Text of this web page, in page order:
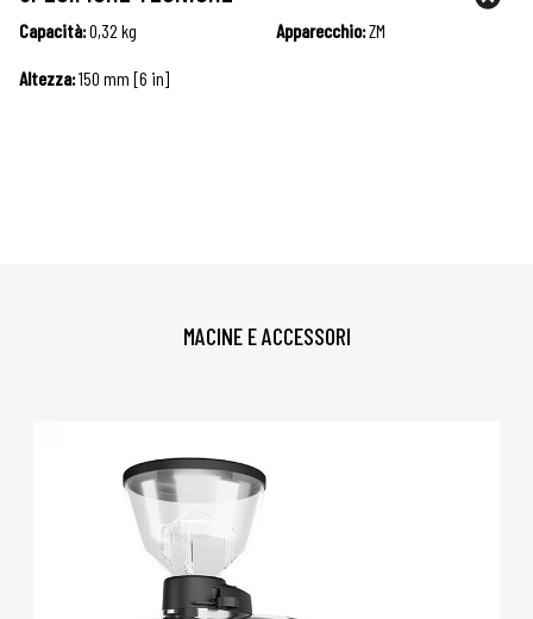
Capacità:0,32 kg
Altezza:150 mm [6 in]
Apparecchio:ZM
MACINE E ACCESSORI